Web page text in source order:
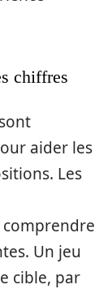
chiffres
sont
aider les
Les
Un jeu
cible, par